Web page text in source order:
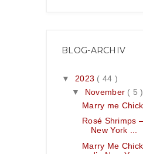
BLOG-ARCHIV
▼ 2023 ( 44 )
▼ November ( 5 )
Marry me
Rosé Shrimps
New York ...
Marry Me